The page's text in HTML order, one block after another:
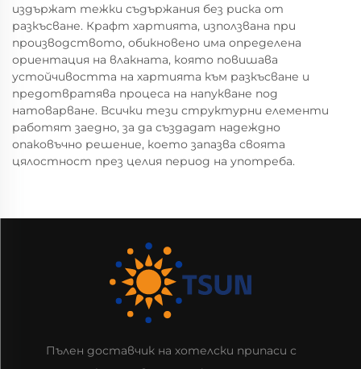
издържат тежки съдържания без риска от
разкъсване. Крафт хартията, използвана при
производството, обикновено има определена
ориентация на влакната, която повишава
устойчивостта на хартията към разкъсване и
предотвратява процеса на напукване под
натоварване. Всички тези структурни елементи
работят заедно, за да създадат надеждно
опаковъчно решение, което запазва своята
цялостност през целия период на употреба.
Пълен доставчик на хотелски припаси с